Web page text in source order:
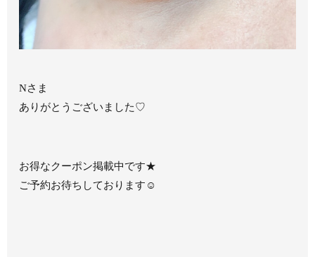
Nさま
ありがとうございました♡
お得なクーポン掲載中です★
ご予約お待ちしております☺